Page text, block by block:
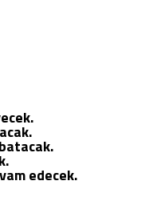
edecek.